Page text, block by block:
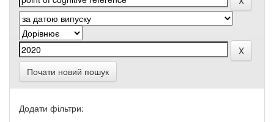
Почати новий пошук
Додати фільтри: